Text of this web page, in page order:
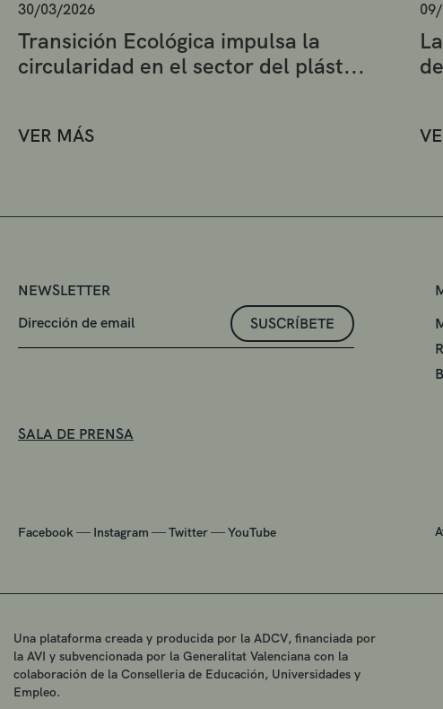
30/03/2026
Transición Ecológica impulsa la
circularidad en el sector del plást...
VER MÁS
NEWSLETTER
SUSCRÍBETE
SALA DE PRENSA
Facebook — Instagram —Twitter—YouTube
Una plataforma creada y producida por la ADCV, financiada por
la AVI y subvencionada por la Generalitat Valenciana con la
colaboración de la Conselleria de Educación, Universidades y
Empleo.